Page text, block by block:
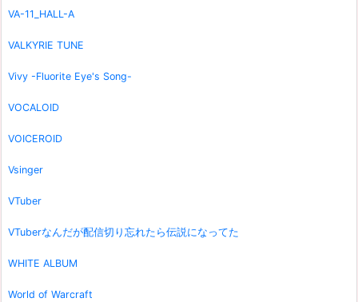
VA-11_HALL-A
VALKYRIE TUNE
Vivy -Fluorite Eye's Song-
VOCALOID
VOICEROID
Vsinger
VTuber
VTuberなんだが配信切り忘れたら伝説になってた
WHITE ALBUM
World of Warcraft